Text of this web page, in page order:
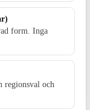
sedan 2002 ger
Värnamo.nu. Från
Gnosjö,
form. Inga
regionsval och